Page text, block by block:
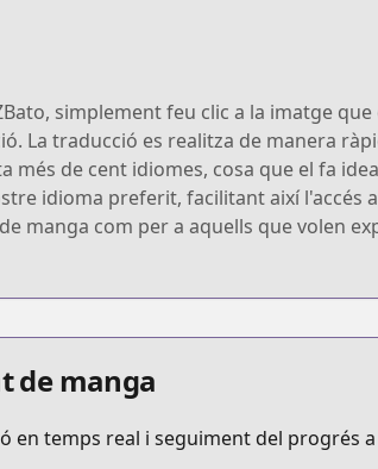
simplement feu clic a la imatge
La traducció es realitza de manera
més de cent idiomes, cosa que el fa
idioma preferit, facilitant així l'accés
manga com per a aquells que volen
de manga
en temps real i seguiment del progrés